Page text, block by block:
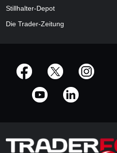
Stillhalter-Depot
Die Trader-Zeitung
offizielle Social Media-Accounts